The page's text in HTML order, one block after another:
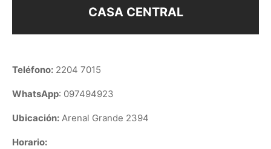
CASA CENTRAL
Teléfono: 2204 7015
WhatsApp: 097494923
Ubicación: Arenal Grande 2394
Horario: